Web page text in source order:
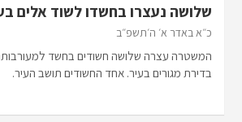
שלושה נעצרו בחשדו לשוד אלים
כ״א באדר א׳ ה׳תשפ״ב
המשטרה עצרה שלושה חשודים בחשד
בדירת מגורים בעיר. אחד החשודים תושב העיר.